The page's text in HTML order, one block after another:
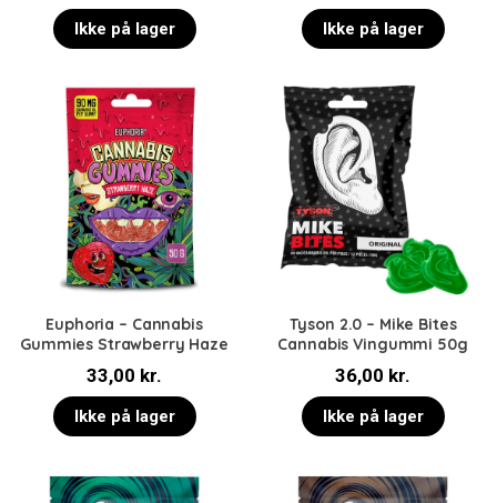
Ikke på lager Ikke på lager
Euphoria – Cannabis
Gummies Strawberry Haze
33,00 kr.
Ikke på lager
Tyson 2.0 – Mike Bites
Cannabis Vingummi 50g
36,00 kr.
Ikke på lager